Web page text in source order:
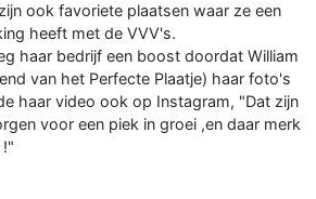
ook favoriete plaatsen waar ze een
heeft met de VVV's.
haar bedrijf een boost doordat William
van het Perfecte Plaatje) haar foto's
haar video ook op Instagram, "Dat zijn
voor een piek in groei ,en daar merk